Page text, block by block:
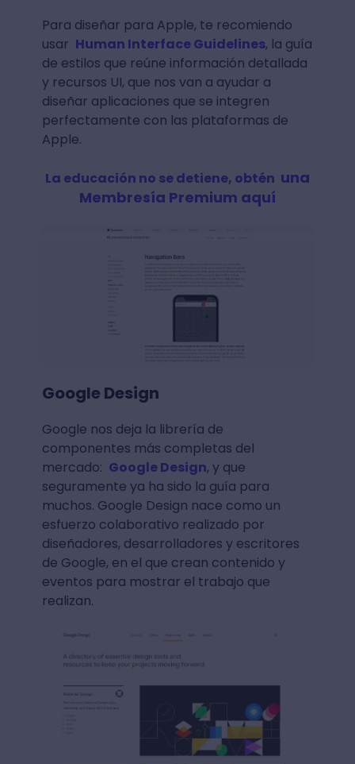
Para diseñar para Apple, te recomiendo
usar Human Interface Guidelines, la guía
de estilos que reúne información detallada
y recursos UI, que nos van a ayudar a
diseñar aplicaciones que se integren
perfectamente con las plataformas de
Apple.
La educación no se detiene, obtén una
Membresía Premium aquí
Google Design
Google nos deja la librería de
componentes más completas del
mercado: Google Design, y que
seguramente ya ha sido la guía para
muchos. Google Design nace como un
esfuerzo colaborativo realizado por
diseñadores, desarrolladores y escritores
de Google, en el que crean contenido y
eventos para mostrar el trabajo que
realizan.